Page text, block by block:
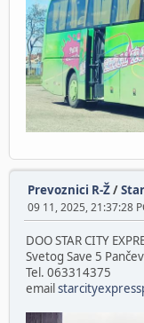
Prevoznici R-Ž/
09 11, 2025, 21:37:28
DOO STAR CITY
Svetog Save 5
Tel. 063314375
email